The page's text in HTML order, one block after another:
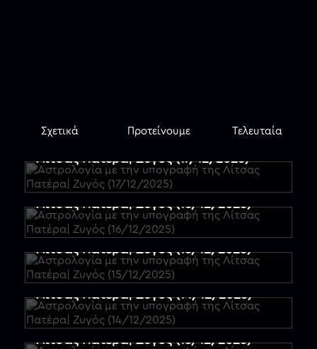
Σχετικά Προτείνουμε Τελευταία
Περισσότερα
επεισόδια
Λίτσας Πατέρα| Ζυγός (17/12/2025)
Αστρολογία με την υπογραφή της
Λίτσας Πατέρα| Ζυγός (16/12/2025)
Αστρολογία με την υπογραφή της
Λίτσας Πατέρα| Ζυγός (15/12/2025)
Αστρολογία με την υπογραφή της
Λίτσας Πατέρα| Ζυγός (14/12/2025)
Αστρολογία με την υπογραφή της
Λίτσας Πατέρα| Ζυγός (13/12/2025)